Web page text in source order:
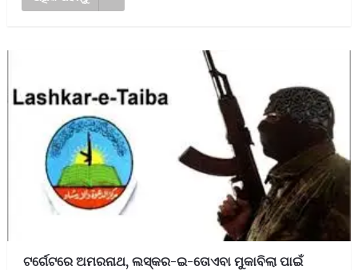
ଟର୍ଗେଟରେ ଅମରନାଥ, ଲସ୍କର-ଇ-ତୋଏବା ମୁକାବିଲା ପାଇଁ